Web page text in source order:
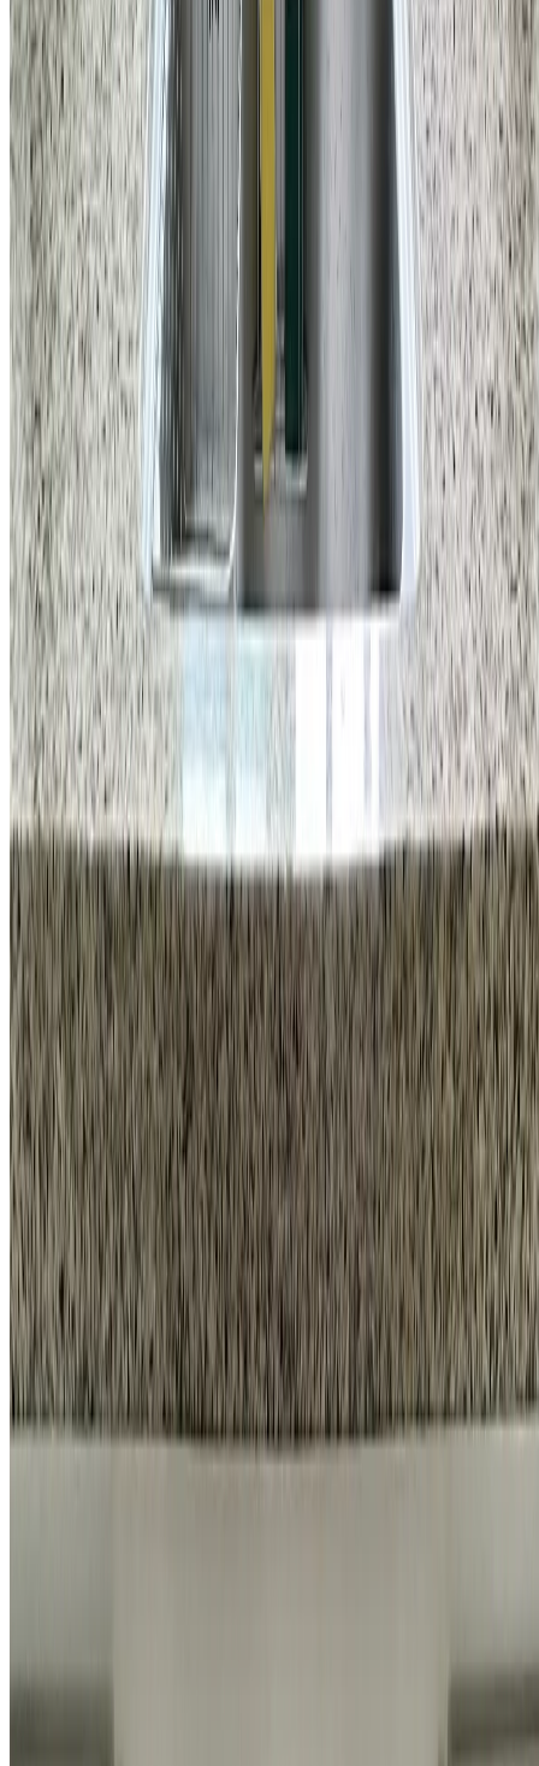
홈앤코 주식회사
대표
국형주 & 류지호
주소
강남구 학동로 34길 16 4층
사업자등록번호
470-88-03000
통신판매업 신고번호
제2025-서울강남-01231호
이메일
info@homeco.kr
고객 센터
1555-5033
평일
오전 9시 30분 - 오후 7시
금요일
오후 6시 30분까지
휴무안내
법정공휴일, 토요일, 일요일
바로가기
시공 사례
견적 계산기
시공 항목
프로모션
회사소개
채용 페이지
네이버 블로그
카카오톡 채널